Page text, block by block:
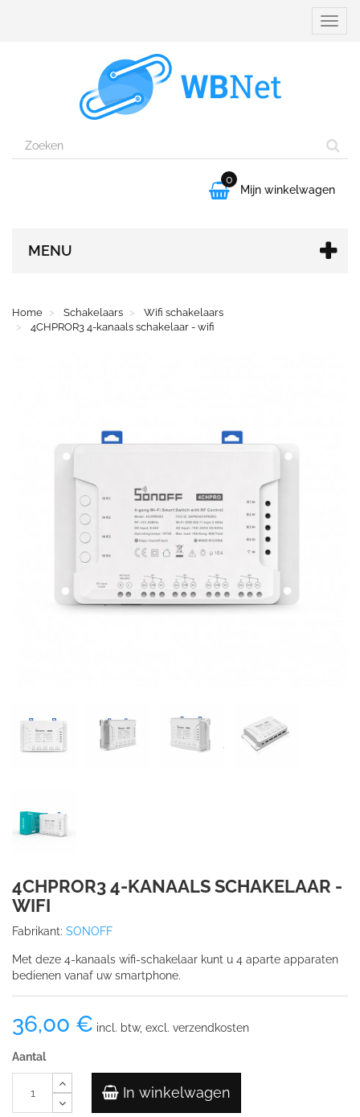

0
Mijn winkelwagen
MENU
Home Schakelaars
Wifi schakelaars
4CHPROR3 4-kanaals schakelaar - wifi
4CHPROR3 4-KANAALS SCHAKELAAR -
WIFI
Fabrikant: SONOFF
Met deze 4-kanaals wifi-schakelaar kunt u 4 aparte apparaten
bedienen vanaf uw smartphone.
36,00 € incl. btw, excl. verzendkosten
Aantal
In winkelwagen